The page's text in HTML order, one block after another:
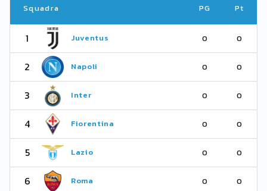
Squadra PG Pt
1 Juventus 0 0
2 Napoli 0 0
3 Inter 0 0
4 Fiorentina 0 0
5 Lazio 0 0
6 Roma 0 0